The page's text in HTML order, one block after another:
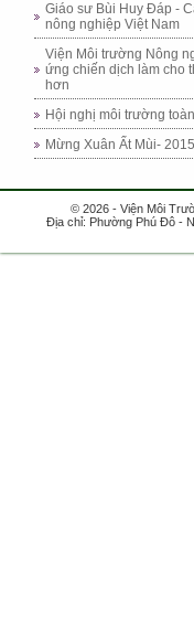
Giáo sư Bùi Huy Đáp -
nông nghiệp Việt Nam
Viện Môi trường Nông
ứng chiến dịch làm cho
hơn
Hội nghị môi trường
Mừng Xuân Ất Mùi- 2015
© 2026 - Viện Môi
Địa chỉ: Phường Phú Đô -